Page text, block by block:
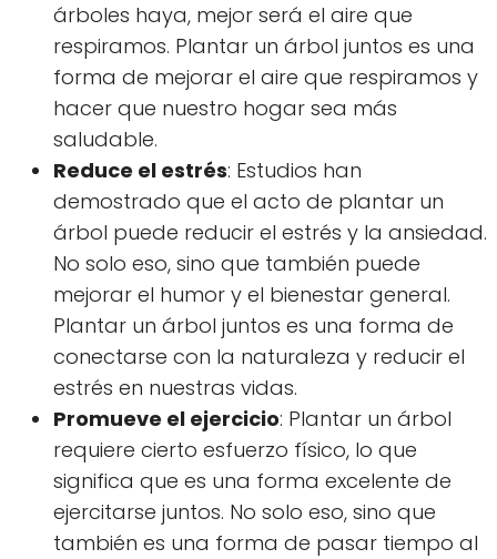
árboles haya, mejor será el aire que
respiramos. Plantar un árbol juntos es una
forma de mejorar el aire que respiramos y
hacer que nuestro hogar sea más
saludable.
Reduce el estrés: Estudios han
demostrado que el acto de plantar un
árbol puede reducir el estrés y la ansiedad.
No solo eso, sino que también puede
mejorar el humor y el bienestar general.
Plantar un árbol juntos es una forma de
conectarse con la naturaleza y reducir el
estrés en nuestras vidas.
Promueve el ejercicio: Plantar un árbol
requiere cierto esfuerzo físico, lo que
significa que es una forma excelente de
ejercitarse juntos. No solo eso, sino que
también es una forma de pasar tiempo al